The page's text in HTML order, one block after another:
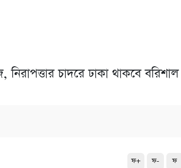
চাদরে ঢাকা থাকবে বরিশাল
ফ+ ফ- ফ